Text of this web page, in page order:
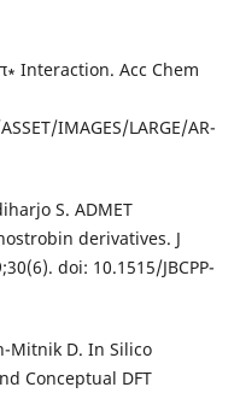
Interaction. Acc Chem
IMAGES/LARGE/AR-
S. ADMET
derivatives. J
doi: 10.1515/JBCPP-
Mitnik D. In Silico
Conceptual DFT